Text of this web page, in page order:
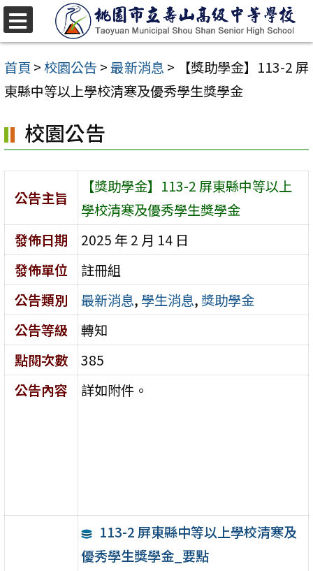
跳
至
主
要
容
區
首頁 >校園公告 >最新消息 >
【獎助學金】113-2 屏
東縣中等以上學校清寒及優秀學生獎學金
校園公告
公告主旨
【獎助學金】113-2 屏東縣中等以上
學校清寒及優秀學生獎學金
發佈日期
2025 年 2 月 14 日
發佈單位
註冊組
公告類別
最新消息, 學生消息, 獎助學金
公告等級
轉知
點閱次數
385
公告內容
詳如附件。
113-2 屏東縣中等以上學校清寒及
優秀學生獎學金_要點
選
單